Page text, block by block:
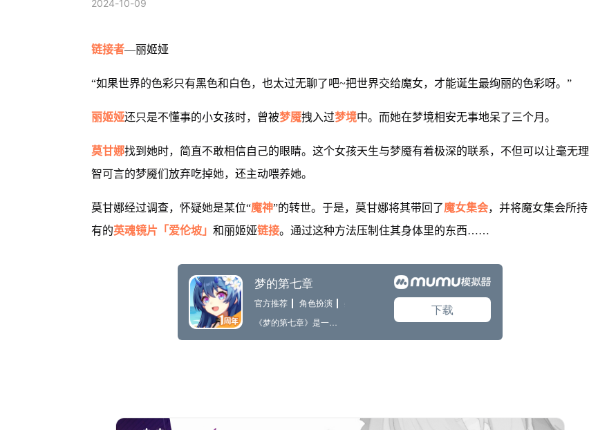
2024-10-09
链接者—丽姬娅
“如果世界的色彩只有黑色和白色，也太过无聊了吧~把世界交给魔女，才能诞生最绚丽的色彩呀。”
丽姬娅还只是不懂事的小女孩时，曾被梦魇拽入过梦境中。而她在梦境相安无事地呆了三个月。
莫甘娜找到她时，简直不敢相信自己的眼睛。这个女孩天生与梦魇有着极深的联系，不但可以让毫无理
智可言的梦魇们放弃吃掉她，还主动喂养她。
莫甘娜经过调查，怀疑她是某位“魔神”的转世。于是，莫甘娜将其带回了魔女集会，并将魔女集会所持
有的英魂镜片「爱伦坡」 和丽姬娅链接。通过这种方法压制住其身体里的东西……